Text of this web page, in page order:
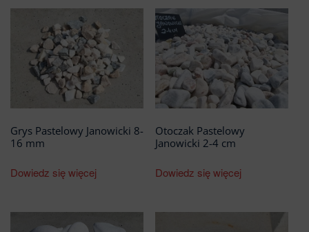
Grys Pastelowy Janowicki 8-
16 mm
Dowiedz się więcej
Otoczak Pastelowy
Janowicki 2-4 cm
Dowiedz się więcej